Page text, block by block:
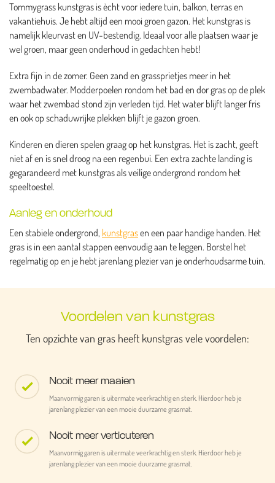
Tommygrass kunstgras is ècht voor iedere tuin, balkon, terras en
vakantiehuis. Je hebt altijd een mooi groen gazon. Het kunstgras is
namelijk kleurvast en UV-bestendig. Ideaal voor alle plaatsen waar je
wel groen, maar geen onderhoud in gedachten hebt!
Extra fijn in de zomer. Geen zand en grassprietjes meer in het
zwembadwater. Modderpoelen rondom het bad en dor gras op de plek
waar het zwembad stond zijn verleden tijd. Het water blijft langer fris
en ook op schaduwrijke plekken blijft je gazon groen.
Kinderen en dieren spelen graag op het kunstgras. Het is zacht, geeft
niet af en is snel droog na een regenbui. Een extra zachte landing is
gegarandeerd met kunstgras als veilige ondergrond rondom het
speeltoestel.
Aanleg en onderhoud
Een stabiele ondergrond, kunstgrasen een paar handige handen. Het
gras is in een aantal stappen eenvoudig aan te leggen. Borstel het
regelmatig op en je hebt jarenlang plezier van je onderhoudsarme tuin.
Voordelen van kunstgras
Ten opzichte van gras heeft kunstgras vele voordelen:
Nooit meer maaien
Maanvormig garen is uitermate veerkrachtig en sterk. Hierdoor heb je
jarenlang plezier van een mooie duurzame grasmat.
Nooit meer verticuteren
Maanvormig garen is uitermate veerkrachtig en sterk. Hierdoor heb je
jarenlang plezier van een mooie duurzame grasmat.